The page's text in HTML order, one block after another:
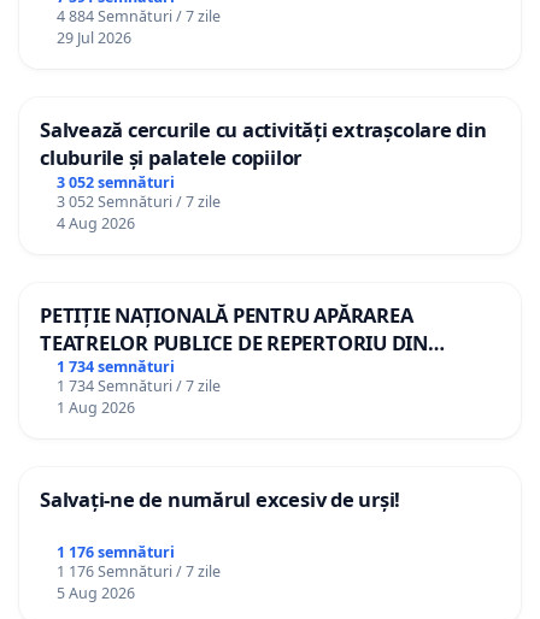
4 884 Semnături / 7 zile
29 Jul 2026
Salvează cercurile cu activități extrașcolare din
cluburile și palatele copiilor
3 052 semnături
3 052 Semnături / 7 zile
4 Aug 2026
PETIȚIE NAȚIONALĂ PENTRU APĂRAREA
TEATRELOR PUBLICE DE REPERTORIU DIN
ROMÂNIA
1 734 semnături
1 734 Semnături / 7 zile
1 Aug 2026
Salvați-ne de numărul excesiv de urși!
1 176 semnături
1 176 Semnături / 7 zile
5 Aug 2026